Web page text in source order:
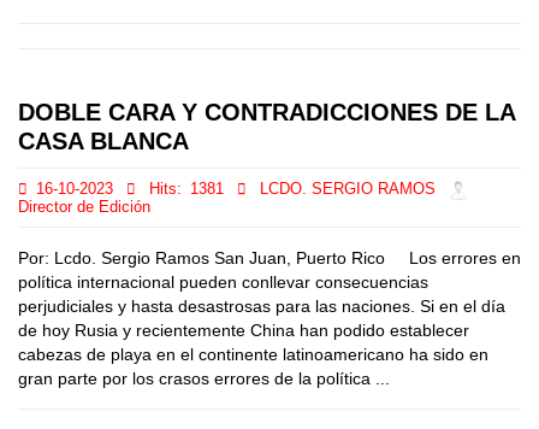
DOBLE CARA Y CONTRADICCIONES DE LA
CASA BLANCA
16-10-2023 Hits: 1381
LCDO. SERGIO RAMOS
Director de Edición
Por: Lcdo. Sergio Ramos San Juan, Puerto Rico Los errores en
política internacional pueden conllevar consecuencias
perjudiciales y hasta desastrosas para las naciones. Si en el día
de hoy Rusia y recientemente China han podido establecer
cabezas de playa en el continente latinoamericano ha sido en
gran parte por los crasos errores de la política ...